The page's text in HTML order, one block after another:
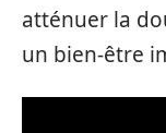
atténuer la
un bien-être